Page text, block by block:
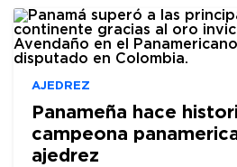
AJEDREZ
Panameña hace
campeona
ajedrez